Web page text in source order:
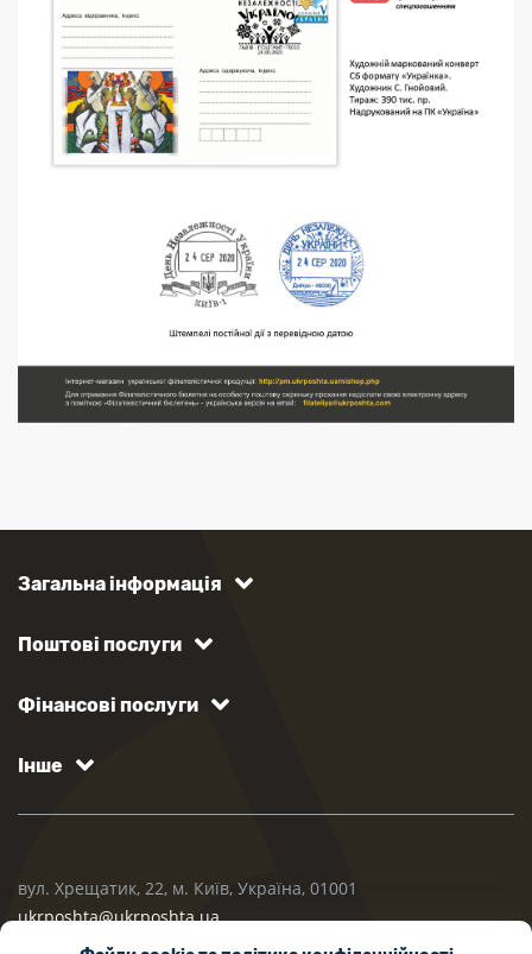
Загальна інформація
Поштові послуги
Фінансові послуги
Інше
вул. Хрещатик, 22, м. Київ, Україна, 01001
ukrposhta@ukrposhta.ua